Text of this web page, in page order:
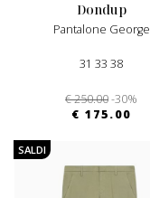
dondup
Pantalone George
31 33 38
€ 250.00-30%
€ 175.00
SALDI